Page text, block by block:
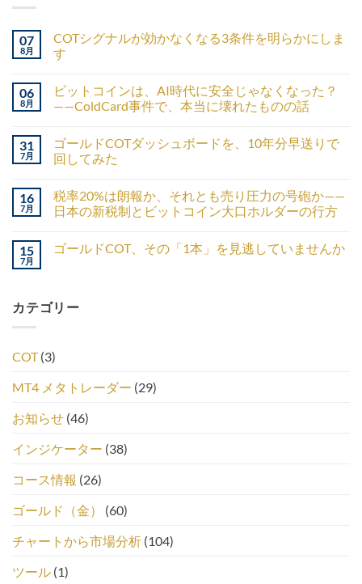
07
8月
COTシグナルが効かなくなる3条件を明らかにしま
す
06
8月
ビットコインは、AI時代に安全じゃなくなった？
——ColdCard事件で、本当に壊れたものの話
31
7月
ゴールドCOTダッシュボードを、10年分早送りで
回してみた
16
7月
税率20%は朗報か、それとも売り圧力の号砲か——
日本の新税制とビットコイン大口ホルダーの行方
15
7月
ゴールドCOT、その「1本」を見逃していませんか
カテゴリー
COT(3)
MT4 メタトレーダー (29)
お知らせ (46)
インジケーター (38)
コース情報 (26)
ゴールド（金）
(60)
チャートから市場分析 (104)
ツール (1)